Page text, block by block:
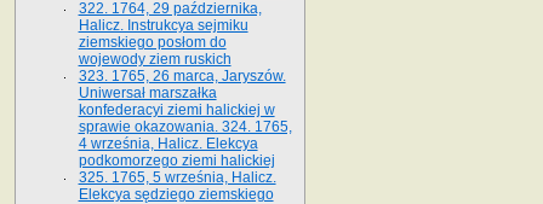
322. 1764, 29 października,
Halicz. Instrukcya sejmiku
ziemskiego posłom do
wojewody ziem ruskich
323. 1765, 26 marca, Jaryszów.
Uniwersał marszałka
konfederacyi ziemi halickiej w
sprawie okazowania. 324. 1765,
4 września, Halicz. Elekcya
podkomorzego ziemi halickiej
325. 1765, 5 września, Halicz.
Elekcya sędziego ziemskiego